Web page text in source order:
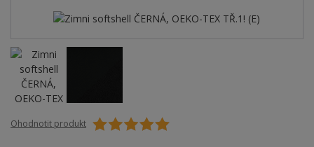
Ohodnotit produkt